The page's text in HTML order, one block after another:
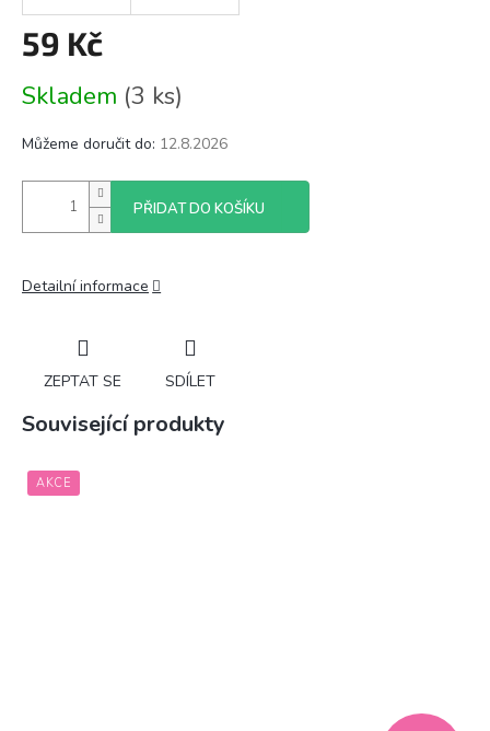
59 Kč
cena:
Skladem (3 ks)
Můžeme doručit do: 12.8.2026
PŘIDAT DO KOŠÍKU
Detailní informace
ZEPTAT SE SDÍLET
Související produkty
AKCE